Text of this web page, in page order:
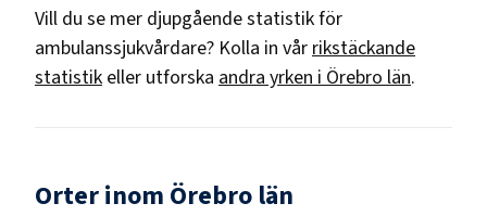
Vill du se mer djupgående statistik för
ambulanssjukvårdare? Kolla in vår rikstäckande
statistik eller utforska andra yrken i Örebro län.
Orter inom Örebro län